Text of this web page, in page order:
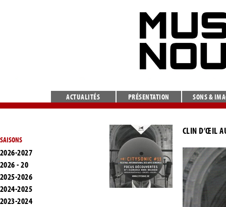
ACTUALITÉS PRÉSENTATION SONS &
SAISONS
2026-2027
2026 - 20
2025-2026
2024-2025
2023-2024
CLIN D’ŒIL